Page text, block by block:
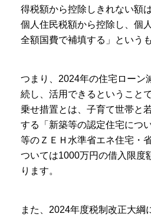
得税額から控除しきれない額
個人住民税額から控除し、個
全額国費で補填する」という
つまり、2024年の住宅ローン
続し、活用できるということ
乗せ措置とは、子育て世帯と
する「新築等の認定住宅につ
等のＺＥＨ水準省エネ住宅・
ついては1000万円の借入限度
ります。
また、2024年度税制改正大綱